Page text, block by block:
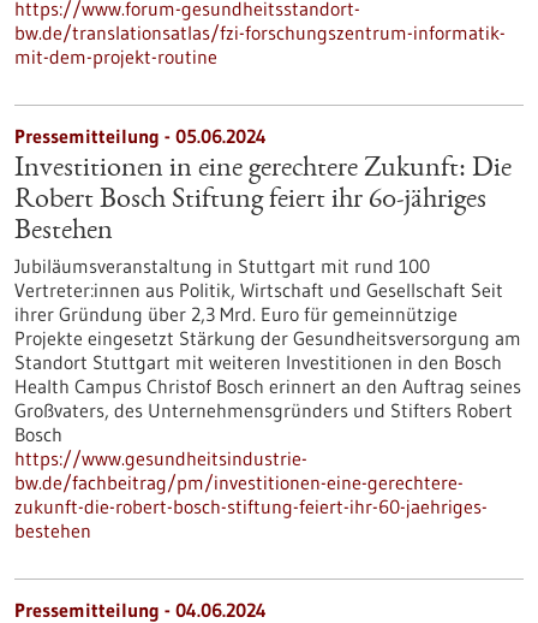
https://www.forum-gesundheitsstandort-
bw.de/translationsatlas/fzi-forschungszentrum-informatik-
mit-dem-projekt-routine
Pressemitteilung - 05.06.2024
Investitionen in eine gerechtere Zukunft: Die
Robert Bosch Stiftung feiert ihr 60-jähriges
Bestehen
Jubiläumsveranstaltung in Stuttgart mit rund 100
Vertreter:innen aus Politik, Wirtschaft und Gesellschaft Seit
ihrer Gründung über 2,3 Mrd. Euro für gemeinnützige
Projekte eingesetzt Stärkung der Gesundheitsversorgung am
Standort Stuttgart mit weiteren Investitionen in den Bosch
Health Campus Christof Bosch erinnert an den Auftrag seines
Großvaters, des Unternehmensgründers und Stifters Robert
Bosch
https://www.gesundheitsindustrie-
bw.de/fachbeitrag/pm/investitionen-eine-gerechtere-
zukunft-die-robert-bosch-stiftung-feiert-ihr-60-jaehriges-
bestehen
Pressemitteilung - 04.06.2024